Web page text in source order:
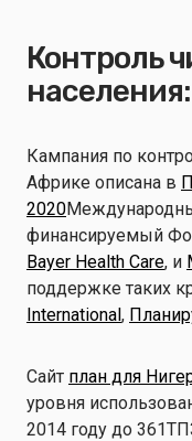
Контроль
Кампания по
Африке описана в
2020
финансируемый
Bayer Health Care, и
поддержке таких
International,
Сайт план для
уровня
2014 году до